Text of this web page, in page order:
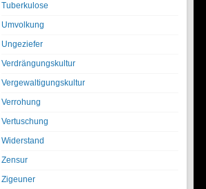
Tuberkulose
Umvolkung
Ungeziefer
Verdrängungskultur
Vergewaltigungskultur
Verrohung
Vertuschung
Widerstand
Zensur
Zigeuner